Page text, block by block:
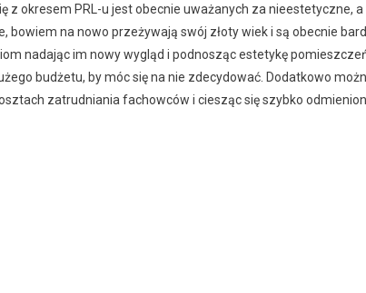
okresem PRL-u jest obecnie uważanych za nieestetyczne, a
bowiem na nowo przeżywają swój złoty wiek i są obecnie
nadając im nowy wygląd i podnosząc estetykę
budżetu, by móc się na nie zdecydować. Dodatkowo
zatrudniania fachowców i ciesząc się szybko